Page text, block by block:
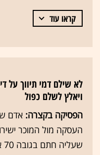
קראו עוד
ויאלץ לשלם כפול
הפסיקה בקצרה: אדם
העסקה מול המוכר